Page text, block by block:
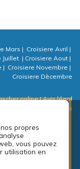
Mars | Croisiere Avril |
Juillet | Croisiere Aout |
| Croisiere Novembre |
Croisiere Dècembre
| Avis légal
| ⚙ Cookies
PEL Emprende
propres
vous pouvez
utilisation en